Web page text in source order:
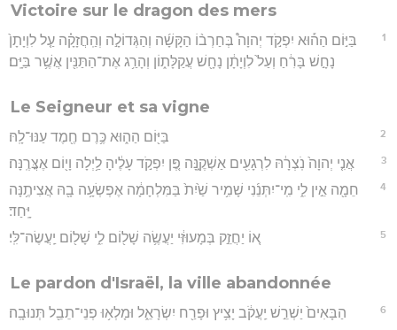
Victoire sur le dragon des mers
1
בַּיּ֣וֹם הַה֡וּא יִפְקֹ֣ד יְהוָה֩ בְּחַרְב֨וֹ הַקָּשָׁ֜ה וְהַגְּדוֹלָ֣ה וְהַֽחֲזָקָ֗ה עַ֤ל לִוְיָתָן֙
נָחָ֣שׁ בָּרִ֔חַ וְעַל֙ לִוְיָתָ֔ן נָחָ֖שׁ עֲקַלָּת֑וֹן וְהָרַ֥ג אֶת־הַתַּנִּ֖ין אֲשֶׁ֥ר בַּיָּֽם׃
Le Seigneur et sa vigne
2 בַּיּ֖וֹם הַה֑וּא כֶּ֥רֶם חֶ֖מֶד עַנּוּ־לָֽהּ׃
3 אֲנִ֤י יְהוָה֙ נֹֽצְרָ֔הּ לִרְגָעִ֖ים אַשְׁקֶ֑נָּה פֶּ֚ן יִפְקֹ֣ד עָלֶ֔יהָ לַ֥יְלָה וָי֖וֹם אֶצֳּרֶֽנָּה׃
4
חֵמָ֖ה אֵ֣ין לִ֑י מִֽי־יִתְּנֵ֜נִי שָׁמִ֥יר שַׁ֙יִת֙ בַּמִּלְחָמָ֔ה אֶפְשְׂעָ֥ה בָ֖הּ אֲצִיתֶ֥נָּה
יָּֽחַד׃
5 א֚וֹ יַחֲזֵ֣ק בְּמָעוּזִּ֔י יַעֲשֶׂ֥ה שָׁל֖וֹם לִ֑י שָׁל֖וֹם יַֽעֲשֶׂה־לִּֽי׃
Le pardon d'Israël, la ville abandonnée
6 הַבָּאִים֙ יַשְׁרֵ֣שׁ יַֽעֲקֹ֔ב יָצִ֥יץ וּפָרַ֖ח יִשְׂרָאֵ֑ל וּמָלְא֥וּ פְנֵי־תֵבֵ֖ל תְּנוּבָֽה׃